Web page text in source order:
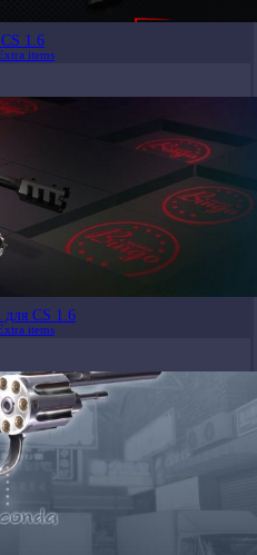
1.6
items
CS 1.6
items